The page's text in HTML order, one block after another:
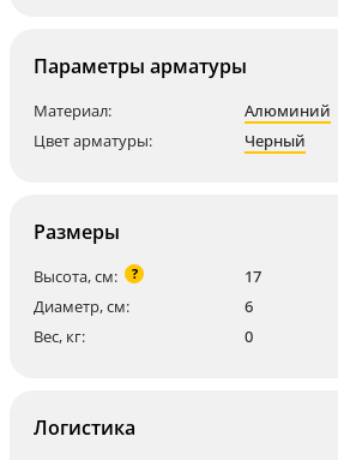
Параметры арматуры
Материал:
Алюминий
Цвет арматуры:
Черный
Размеры
Высота, см: ?
17
Диаметр, см:
6
Вес, кг:
0
Логистика